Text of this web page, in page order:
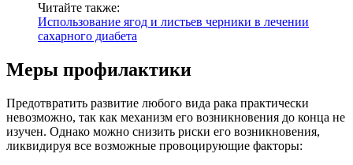
Читайте также:
Использование ягод и листьев черники в лечении
сахарного диабета
Меры профилактики
Предотвратить развитие любого вида рака практически
невозможно, так как механизм его возникновения до конца не
изучен. Однако можно снизить риски его возникновения,
ликвидируя все возможные провоцирующие факторы: